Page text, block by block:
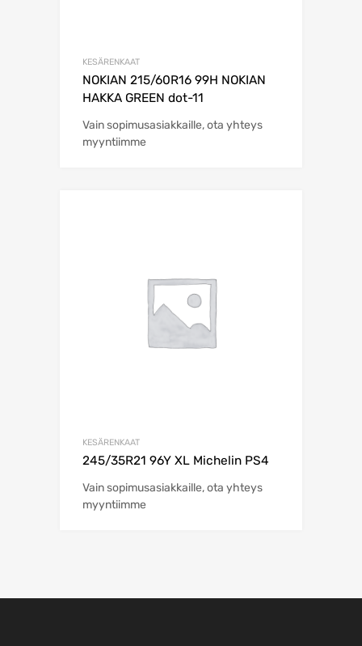
KESÄRENKAAT
NOKIAN 215/60R16 99H NOKIAN
HAKKA GREEN dot-11
Vain sopimusasiakkaille, ota yhteys
myyntiimme
KESÄRENKAAT
245/35R21 96Y XL Michelin PS4
Vain sopimusasiakkaille, ota yhteys
myyntiimme